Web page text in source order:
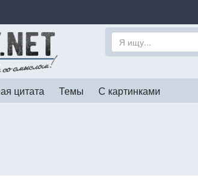
цитата Темы С картинками